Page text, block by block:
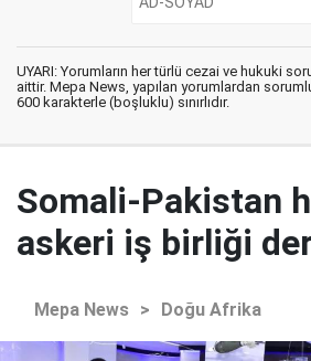
UYARI: Yorumların her türlü cezai ve hukuki
aittir. Mepa News, yapılan yorumlardan
600 karakterle (boşluklu) sınırlıdır.
Somali-Pakistan
askeri iş birliği
Mepa News > Doğu Afrika